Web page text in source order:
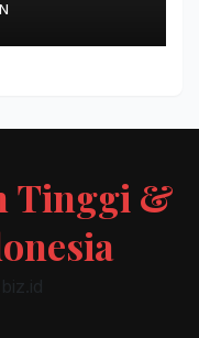
Tinggi &